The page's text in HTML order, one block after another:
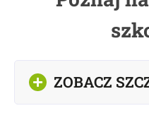
ZOBACZ